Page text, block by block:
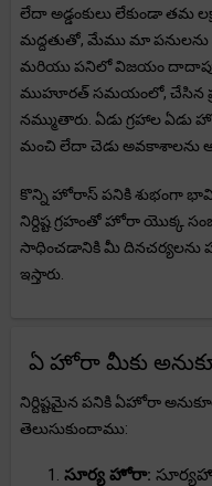
లేదా అడ్డంకులు లేకుండా తమ
మద్దతుతో, మేము మా పనులను
మరియు పనిలో విజయం
ముహూరత్ సమయంలో, చేసిన
నమ్ముతారు. ఏడు గ్రహాల ఏడు
మంచి లేదా చెడు అవకాశాలను
కొన్ని హోరాస్ పనికి శుభంగా
నిర్దిష్ట గ్రహంతో హోరా యొక్క
సాధించడానికి మీ
ఇస్తారు.
ఏ హోరా మీకు
నిర్దిష్టమైన పనికి ఏహోరా
తెలుసుకుందాము:
సూర్య హోరా: